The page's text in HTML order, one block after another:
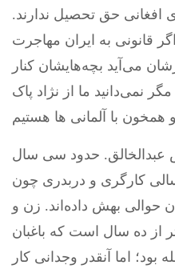
افغانی حق تحصیل ندارند.
قانونی به ایران مهاجرت
می‌آید بچه‌هایشان کنار
نمی‌دانید ما از نژاد پاک
عبدالخالق. حدود سی سال
کارگری و دربدری چون
حوالی بهش داده‌اند. زن و
از ده سال است که باغبان
بود؛ اما آنقدر وجدانی کار